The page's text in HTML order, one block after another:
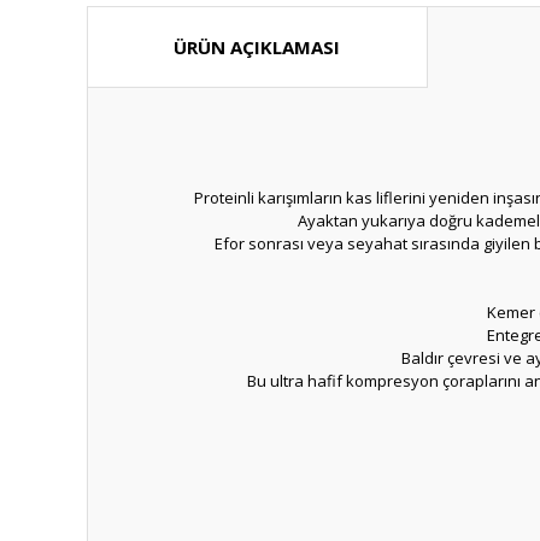
ÜRÜN AÇIKLAMASI
Proteinli karışımların kas liflerini yeniden
Ayaktan yukarıya doğru
Efor sonrası veya seyahat sırasında
Kemer
Baldır çevresi ve
Bu ultra hafif kompresyon çoraplarını